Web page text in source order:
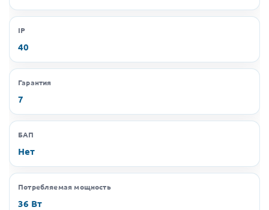
IP
40
Гарантия
7
БАП
Нет
Потребляемая мощность
36 Вт